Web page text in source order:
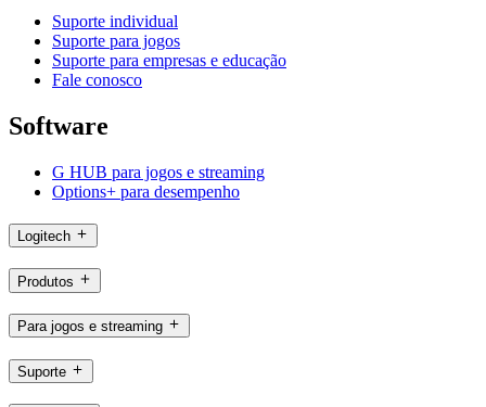
Suporte individual
Suporte para jogos
Suporte para empresas e educação
Fale conosco
Software
G HUB para jogos e streaming
Options+ para desempenho
Logitech
Produtos
Para jogos e streaming
Suporte